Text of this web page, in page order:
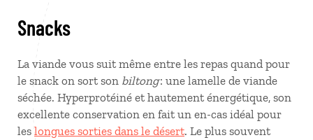
Snacks
La viande vous suit même entre les repas quand pour
le snack on sort son biltong: une lamelle de viande
séchée. Hyperprotéiné et hautement énergétique, son
excellente conservation en fait un en-cas idéal pour
les longues sorties dans le désert. Le plus souvent